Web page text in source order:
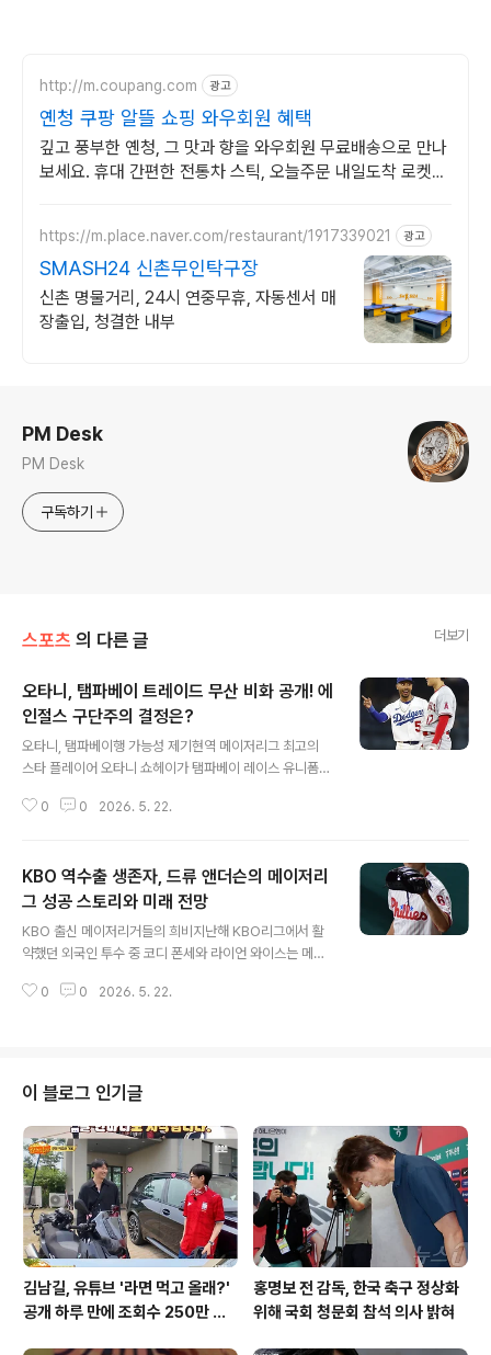
http://m.coupang.com 광고
옌청 쿠팡 알뜰 쇼핑 와우회원 혜택
깊고 풍부한 옌청, 그 맛과 향을 와우회원 무료배송으로 만나
보세요. 휴대 간편한 전통차 스틱, 오늘주문 내일도착 로켓배
https://m.place.naver.com/restaurant/1917339021 광고
SMASH24 신촌무인탁구장
신촌 명물거리, 24시 연중무휴, 자동센서 매
장출입, 청결한 내부
PM Desk
PM Desk
구독하기
스포츠 의 다른 글 더보기
오타니, 탬파베이 트레이드 무산 비화 공개! 에
인절스 구단주의 결정은?
오타니, 탬파베이행 가능성 제기현역 메이저리그 최고의
스타 플레이어 오타니 쇼헤이가 탬파베이 레이스 유니폼을
시한을 앞두고 탬파베이는 우승을 위해 오타니 영입을 적
드 무산의 결정적 이유탬파베이는 오타니 영입을 위해 주
니오르 카미네로와 카슨 윌리엄스 등 유망주를 내줄 의향
이 있었습니다. 하지만 LA 에인절스 구단주 아트 모레노가
이 트레이드를 최종 거절했습니다. 모레노 구단주는 오히
려 '윈 나우'를 선언하며 다른 선수들을 영입하는 선택을 했
습니다. 트레이드 성사 시나리오와 현재 상황 비교만약 트
0 0 2026. 5. 22.
KBO 역수출 생존자, 드류 앤더슨의 메이저리
그 성공 스토리와 미래 전망
KBO 출신 메이저리거들의 희비지난해 KBO리그에서 활
약했던 외국인 투수 중 코디 폰세와 라이언 와이스는 메이
폰세는 첫 등판에서 부상으로 시즌 아웃되었으며, 와이스
약상드류 앤더슨은 최근 클리블랜드 가디언스와의 경기에
서 선발 등판하여 4⅔이닝 동안 무실점 호투를 펼치며 존
재감을 높였습니다. 그는 최고 시속 155.1km의 포심 패스
트볼을 중심으로 다양한 구종을 구사하며 상대 타선을 압
도했습니다. 현지 감독은 그의 효율적인 투구와 좋은 인상
을 남기려는 노력을 높이 평가했습니다. ..
0 0 2026. 5. 22.
이 블로그 인기글
김남길, 유튜브 '라면 먹고 올래?'
공개 하루 만에 조회수 250만 돌
홍명보 전 감독, 한국 축구 정상화
위해 국회 청문회 참석 의사 밝혀